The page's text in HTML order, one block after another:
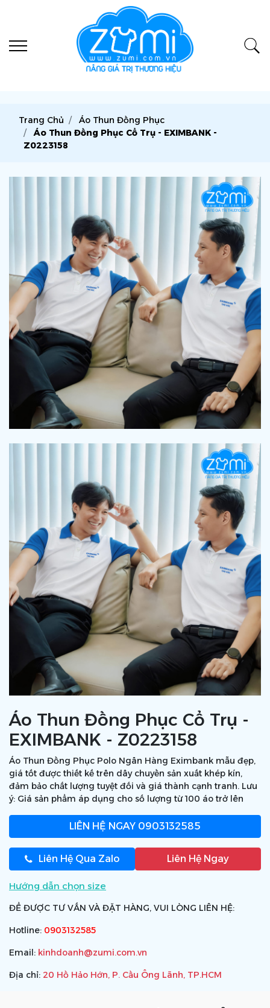
Trang Chủ
Áo Thun Đồng Phục
Áo Thun Đồng Phục Cổ Trụ - EXIMBANK -
Z0223158
Áo Thun Đồng Phục Cổ Trụ -
EXIMBANK - Z0223158
Áo Thun Đồng Phục Polo Ngân Hàng Eximbank mẫu đẹp,
giá tốt được thiết kế trên dây chuyền sản xuất khép kín,
đảm bảo chất lượng tuyệt đối và giá thành cạnh tranh. Lưu
ý: Giá sản phẩm áp dụng cho số lượng từ 100 áo trở lên
LIÊN HỆ NGAY 0903132585
Liên Hệ Qua Zalo Liên Hệ Ngay
Hướng dẫn chọn size
ĐỂ ĐƯỢC TƯ VẤN VÀ ĐẶT HÀNG, VUI LÒNG LIÊN HỆ:
Hotline: 0903132585
Email: kinhdoanh@zumi.com.vn
Địa chỉ: 20 Hồ Hảo Hớn, P. Cầu Ông Lãnh, TP.HCM